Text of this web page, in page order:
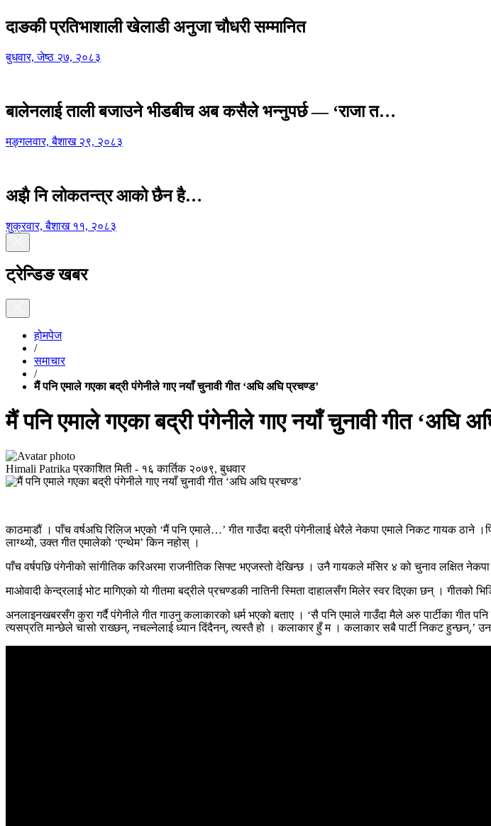
दाङकी प्रतिभाशाली खेलाडी अनुजा चौधरी सम्मानित
बुधवार, जेष्ठ २७, २०८३
बालेनलाई ताली बजाउने भीडबीच अब कसैले भन्नुपर्छ — ‘राजा त…
मङ्गलवार, बैशाख २९, २०८३
अझै नि लोकतन्त्र आको छैन है…
शुक्रवार, बैशाख ११, २०८३
ट्रेन्डिङ खबर
होमपेज
/
समाचार
/
मैं पनि एमाले गएका बद्री पंगेनीले गाए नयाँ चुनावी गीत ‘अघि अघि प्रचण्ड’
मैं पनि एमाले गएका बद्री पंगेनीले गाए नयाँ चुनावी गीत ‘अघि
Himali Patrika प्रकाशित मिती - १६ कार्तिक २०७९, बुधवार
काठमाडौं । पाँच वर्षअघि रिलिज भएको ‘मैं पनि एमाले…’ गीत गाउँदा बद्री पंगेनीलाई धेरैले नेकपा एमाले निकट गायक ठाने
लाग्थ्यो, उक्त गीत एमालेको ‘एन्थेम’ किन नहोस् ।
पाँच वर्षपछि पंगेनीको सांगीतिक करिअरमा राजनीतिक सिफ्ट भएजस्तो देखिन्छ । उनै गायकले मंसिर ४ को चुनाव लक्षित
माओवादी केन्द्रलाई भोट मागिएको यो गीतमा बद्रीले प्रचण्डकी नातिनी स्मिता दाहालसँग मिलेर स्वर दिएका छन् । गीतको
अनलाइनखबरसँग कुरा गर्दै पंगेनीले गीत गाउनु कलाकारको धर्म भएको बताए । ‘सै पनि एमाले गाउँदा मैले अरु पार्टीका गीत
त्यसप्रति मान्छेले चासो राख्छन्, नचल्नेलाई ध्यान दिंदैनन्, त्यस्तै हो । कलाकार हुँ म । कलाकार सबै पार्टी निकट हुन्छन्,’